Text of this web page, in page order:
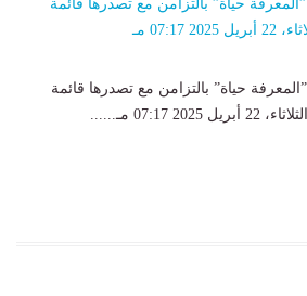
حياة” بالتزامن مع تصدرها قائمة
07:17 مـ......